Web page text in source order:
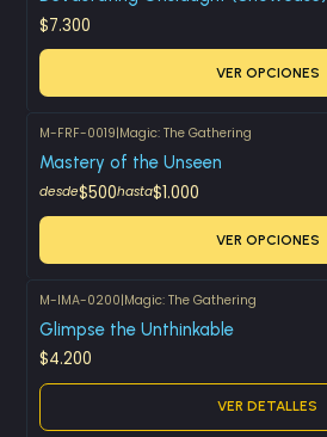
$7.300
VER OPCIONES
M-FRF-0019|Magic: The Gathering
Mastery of the Unseen
desde$500hasta$1.000
VER OPCIONES
Agotado
M-IMA-0200|Magic: The Gathering
Glimpse the Unthinkable
$4.200
VER DETALLES